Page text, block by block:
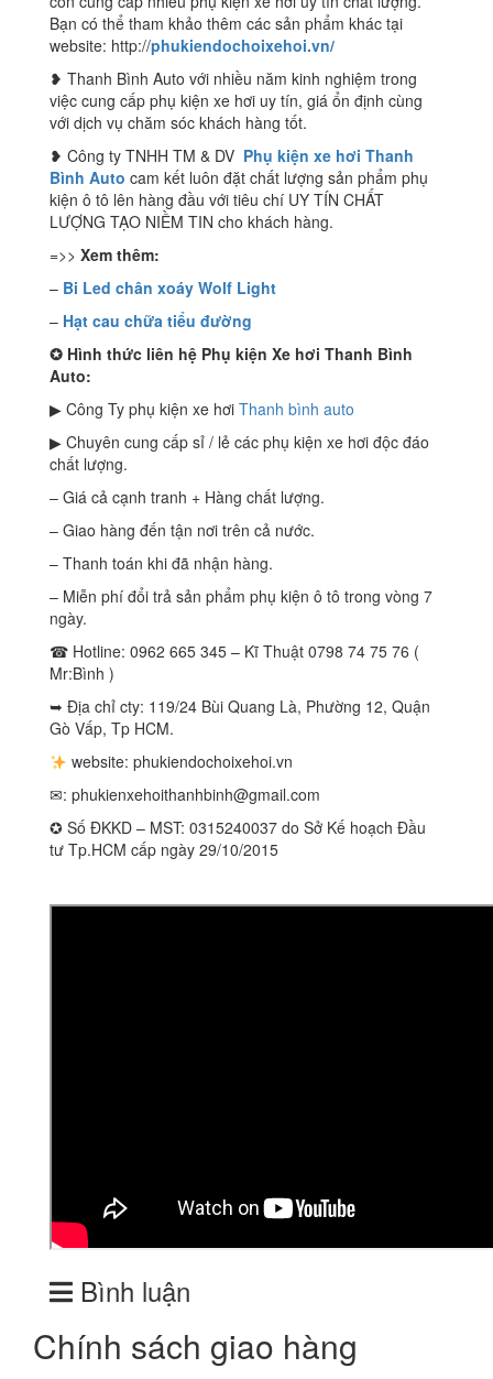
Bạn có thể tham khảo thêm các sản phẩm khác tại
website: http://phukiendochoixehoi.vn/
❥ Thanh Bình Auto với nhiều năm kinh nghiệm trong
việc cung cấp phụ kiện xe hơi uy tín, giá ổn định cùng
với dịch vụ chăm sóc khách hàng tốt.
❥ Công ty TNHH TM & DV Phụ kiện xe hơi Thanh
Bình Auto cam kết luôn đặt chất lượng sản phẩm phụ
kiện ô tô lên hàng đầu với tiêu chí UY TÍN CHẤT
LƯỢNG TẠO NIỀM TIN cho khách hàng.
=>> Xem thêm:
– Bi Led chân xoáy Wolf Light
– Hạt cau chữa tiểu đường
✪ Hình thức liên hệ Phụ kiện Xe hơi Thanh Bình
Auto:
▶ Công Ty phụ kiện xe hơi Thanh bình auto
▶ Chuyên cung cấp sỉ / lẻ các phụ kiện xe hơi độc đáo
chất lượng.
– Giá cả cạnh tranh + Hàng chất lượng.
– Giao hàng đến tận nơi trên cả nước.
– Thanh toán khi đã nhận hàng.
– Miễn phí đổi trả sản phẩm phụ kiện ô tô trong vòng 7
ngày.
☎ Hotline: 0962 665 345 – Kĩ Thuật 0798 74 75 76 (
Mr:Bình )
➥ Địa chỉ cty: 119/24 Bùi Quang Là, Phường 12, Quận
Gò Vấp, Tp HCM.
website: phukiendochoixehoi.vn
✉: phukienxehoithanhbinh@gmail.com
✪ Số ĐKKD – MST: 0315240037 do Sở Kế hoạch Đầu
tư Tp.HCM cấp ngày 29/10/2015
Bình luận
Chính sách giao hàng